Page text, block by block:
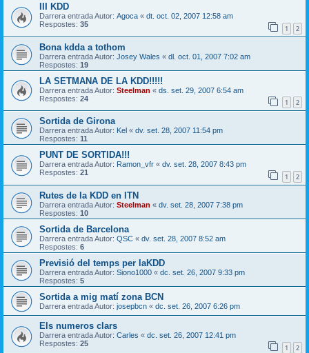
III KDD
Darrera entrada Autor: Agoca « dt. oct. 02, 2007 12:58 am
Respostes: 35 1 2
Bona kdda a tothom
Darrera entrada Autor: Josey Wales « dl. oct. 01, 2007 7:02 am
Respostes: 19
LA SETMANA DE LA KDD!!!!!
Darrera entrada Autor: Steelman « ds. set. 29, 2007 6:54 am
Respostes: 24 1 2
Sortida de Girona
Darrera entrada Autor: Kel « dv. set. 28, 2007 11:54 pm
Respostes: 11
PUNT DE SORTIDA!!!
Darrera entrada Autor: Ramon_vfr « dv. set. 28, 2007 8:43 pm
Respostes: 21 1 2
Rutes de la KDD en ITN
Darrera entrada Autor: Steelman « dv. set. 28, 2007 7:38 pm
Respostes: 10
Sortida de Barcelona
Darrera entrada Autor: QSC « dv. set. 28, 2007 8:52 am
Respostes: 6
Previsió del temps per laKDD
Darrera entrada Autor: Siono1000 « dc. set. 26, 2007 9:33 pm
Respostes: 5
Sortida a mig matí zona BCN
Darrera entrada Autor: josepbcn « dc. set. 26, 2007 6:26 pm
Els numeros clars
Darrera entrada Autor: Carles « dc. set. 26, 2007 12:41 pm
Respostes: 25 1 2